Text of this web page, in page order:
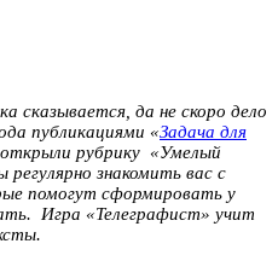
сказывается, да не скоро дело
публикациями «Задача для
рубрику «Умелый
знакомить вас с
помогут сформировать у
Игра «Телеграфист» учит